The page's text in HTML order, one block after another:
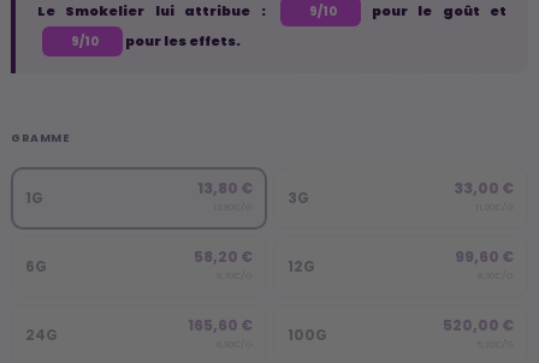
Le Smokelier lui attribue : 9/10 pour le goût et
9/10 pour les effets.
GRAMME
1G 13,80 € 3G 33,00 €
6G 58,20 € 12G 99,60 €
24G 165,60 € 100G 520,00 €